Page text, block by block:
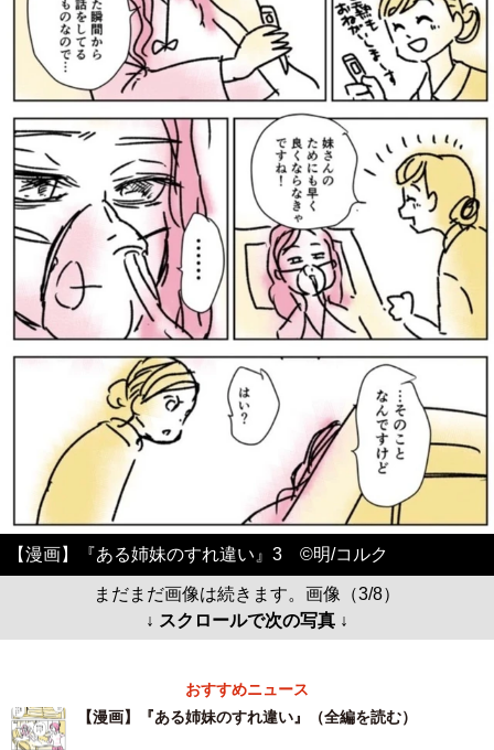
【漫画】『ある姉妹のすれ違い』3 ©️明/コルク
まだまだ画像は続きます。画像（3/8）
↓ スクロールで次の写真 ↓
おすすめニュース
【漫画】『ある姉妹のすれ違い』（全編を読む）